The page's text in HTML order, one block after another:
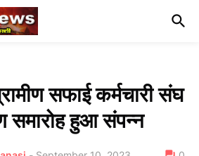
सफाई कर्मचारी संघ
समारोह हुआ संपन्न